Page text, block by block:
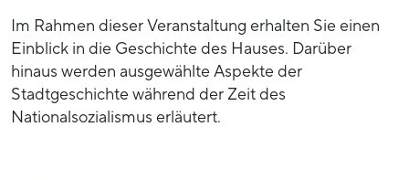
Im Rahmen dieser Veranstaltung erhalten Sie einen
Einblick in die Geschichte des Hauses. Darüber
hinaus werden ausgewählte Aspekte der
Stadtgeschichte während der Zeit des
Nationalsozialismus erläutert.